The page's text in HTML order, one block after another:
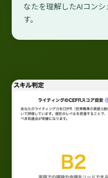
なたを理解したAIコン
す。